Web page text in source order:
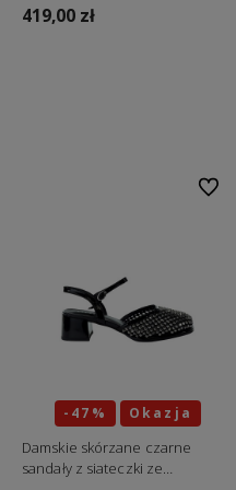
419,00 zł
-47% Okazja
Damskie skórzane czarne
sandały z siateczki ze
Do